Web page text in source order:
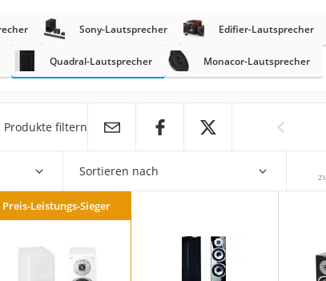
Sony-Lautsprecher Edifier-Lautsprecher
Quadral-Lautsprecher Monacor-Lautsprecher
Produkte filtern
Sortieren nach
Preis-Leistungs-Sieger